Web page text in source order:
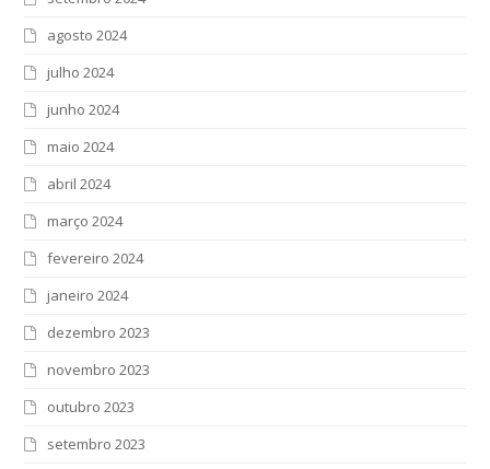
agosto 2024
julho 2024
junho 2024
maio 2024
abril 2024
março 2024
fevereiro 2024
janeiro 2024
dezembro 2023
novembro 2023
outubro 2023
setembro 2023